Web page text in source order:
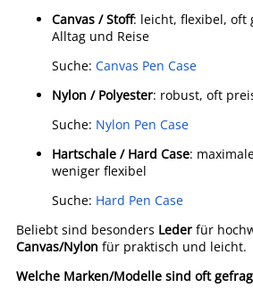
Canvas / Stoff: leicht, flexibel, oft
Alltag und Reise
Suche: Canvas Pen Case
Nylon / Polyester: robust, oft
Suche: Nylon Pen Case
Hartschale / Hard Case:
weniger flexibel
Suche: Hard Pen Case
Beliebt sind besonders Leder für
Canvas/Nylon für praktisch und leicht.
Welche Marken/Modelle sind oft